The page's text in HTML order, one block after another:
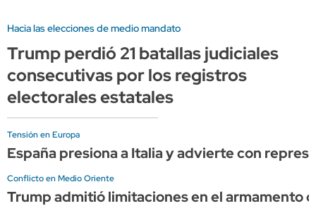
Hacia las elecciones de medio mandato
Trump perdió 21 batallas judiciales
consecutivas por los registros
electorales estatales
Tensión en Europa
España presiona a Italia y advierte con
Conflicto en Medio Oriente
Trump admitió limitaciones en el armamento